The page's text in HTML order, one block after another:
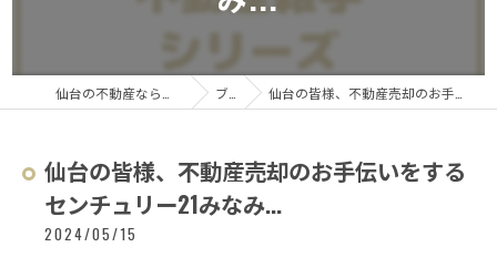
ブログ 仙台の皆様、不動産売却のお手伝いをするセンチュリー21みなみ...
仙台の皆様、不動産売却のお手伝いをする
センチュリー21みなみ...
2024/05/15